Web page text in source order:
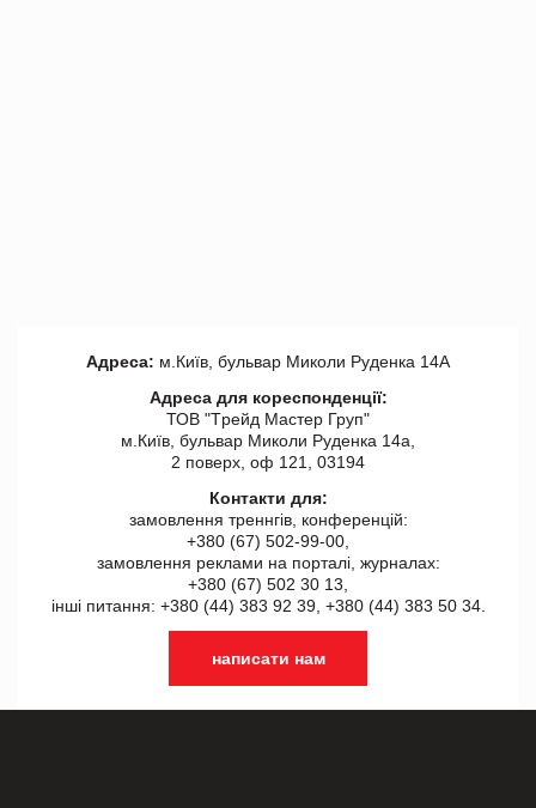
Адреса: м.Київ, бульвар Миколи Руденка 14А
Адреса для кореспонденції:
ТОВ "Tрейд Мастер Груп"
м.Київ, бульвар Миколи Руденка 14а,
2 поверх, оф 121, 03194
Контакти для:
замовлення треннгів, конференцій:
+380 (67) 502-99-00,
замовлення реклами на порталі, журналах:
+380 (67) 502 30 13,
інші питання: +380 (44) 383 92 39, +380 (44) 383 50 34.
написати нам